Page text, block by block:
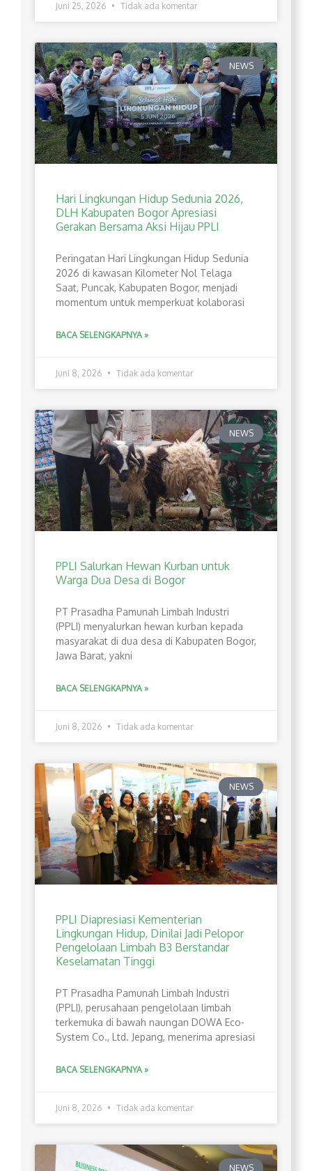
Juni 25, 2026 Tidak ada komentar
NEWS
Hari Lingkungan Hidup Sedunia 2026,
DLH Kabupaten Bogor Apresiasi
Gerakan Bersama Aksi Hijau PPLI
Peringatan Hari Lingkungan Hidup Sedunia
2026 di kawasan Kilometer Nol Telaga
Saat, Puncak, Kabupaten Bogor, menjadi
momentum untuk memperkuat kolaborasi
BACA SELENGKAPNYA »
Juni 8, 2026 Tidak ada komentar
NEWS
PPLI Salurkan Hewan Kurban untuk
Warga Dua Desa di Bogor
PT Prasadha Pamunah Limbah Industri
(PPLI) menyalurkan hewan kurban kepada
masyarakat di dua desa di Kabupaten Bogor,
Jawa Barat, yakni
BACA SELENGKAPNYA »
Juni 8, 2026 Tidak ada komentar
NEWS
PPLI Diapresiasi Kementerian
Lingkungan Hidup, Dinilai Jadi Pelopor
Pengelolaan Limbah B3 Berstandar
Keselamatan Tinggi
PT Prasadha Pamunah Limbah Industri
(PPLI), perusahaan pengelolaan limbah
terkemuka di bawah naungan DOWA Eco-
System Co., Ltd. Jepang, menerima apresiasi
BACA SELENGKAPNYA »
Juni 8, 2026 Tidak ada komentar
NEWS